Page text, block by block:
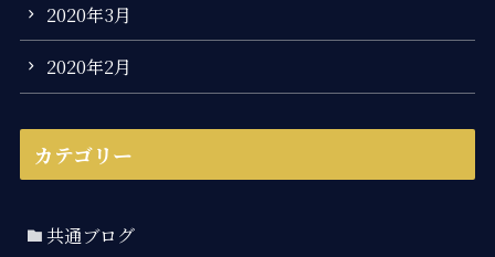
2020年3月
2020年2月
カテゴリー
共通ブログ